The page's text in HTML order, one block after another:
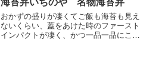
おかずの盛りが凄くてご飯も海苔も見え
ないくらい、蓋をあけた時のファースト
インパクトが凄く、かつ一品一品にこだ